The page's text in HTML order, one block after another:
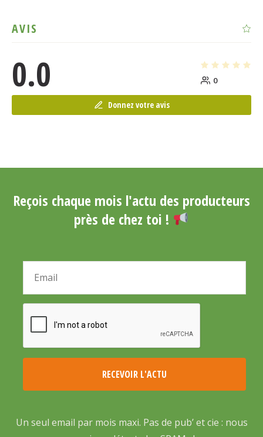
AVIS
0.0 0
Donnez votre avis
Reçois chaque mois l'actu des producteurs
près de chez toi !
Un seul email par mois maxi. Pas de pub’ et cie : nous